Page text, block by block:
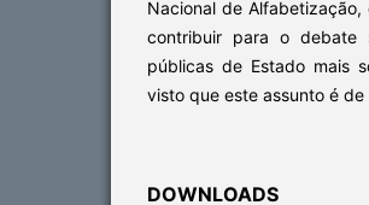
Nacional de
contribuir para o debate
públicas de Estado mais
visto que este assunto é
DOWNLOADS